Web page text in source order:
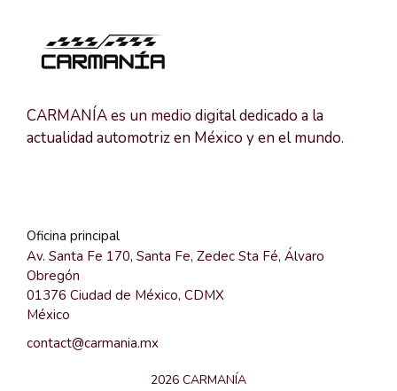
CARMANÍA es un medio digital dedicado a la
actualidad automotriz en México y en el mundo.
Oficina principal
Av. Santa Fe 170, Santa Fe, Zedec Sta Fé, Álvaro
Obregón
01376 Ciudad de México, CDMX
México
contact@carmania.mx
2026 CARMANÍA